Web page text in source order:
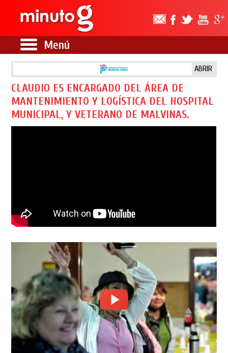
Menú
ABRIR
CLAUDIO ES ENCARGADO DEL ÁREA DE
MANTENIMIENTO Y LOGÍSTICA DEL HOSPITAL
MUNICIPAL, Y VETERANO DE MALVINAS.